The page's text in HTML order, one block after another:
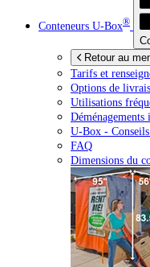
Conteneurs U-Box®
Retour au
Tarifs et
Options de
Utilisations
U-Box -
FAQ
Dimensions du